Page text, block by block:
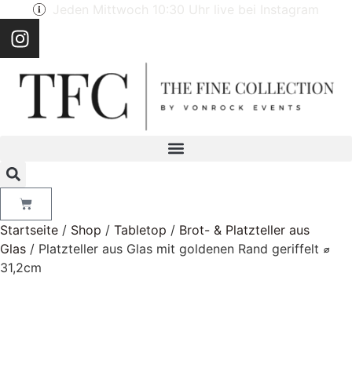
Jeden Mittwoch 10:30 Uhr live bei Instagram
Startseite / Shop / Tabletop / Brot- & Platzteller aus
Glas / Platzteller aus Glas mit goldenen Rand geriffelt ⌀
31,2cm